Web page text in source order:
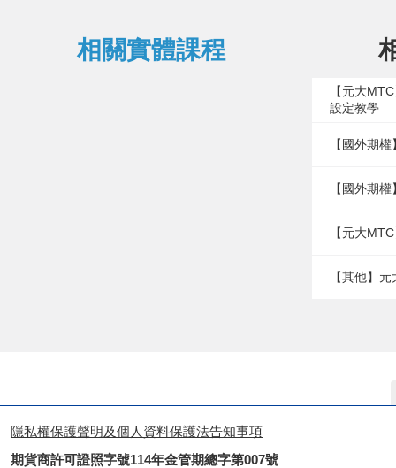
相關實體課程
【元大
設定教學
【國外期
【國外期
【元大
【其他】
隱私權保護聲明及個人資料保護法告知事項
期貨商許可證照字號114年金管期總字第007號